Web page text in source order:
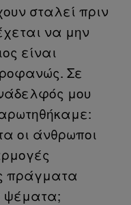
σταλεί πριν
να μην
είναι
Σε
μου
οι άνθρωποι
πράγματα
ψέματα;